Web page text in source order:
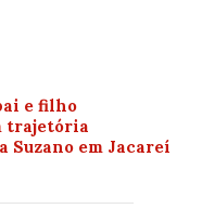
e filho
trajetória
Suzano em Jacareí